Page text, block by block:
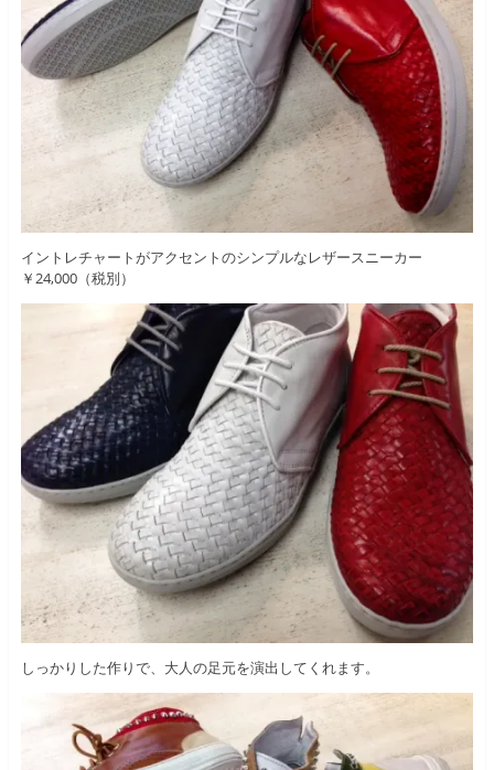
イントレチャートがアクセントのシンプルなレザースニーカー
￥24,000（税別）
しっかりした作りで、大人の足元を演出してくれます。